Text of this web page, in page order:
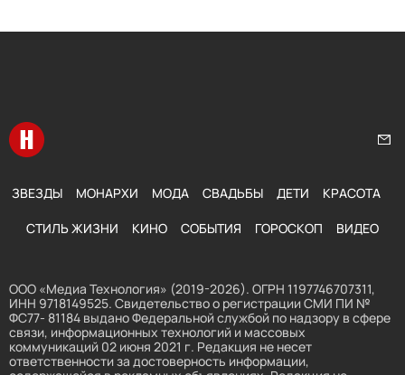
Перейти на главную
ЗВЕЗДЫ МОНАРХИ МОДА СВАДЬБЫ ДЕТИ КРАСОТА
СТИЛЬ ЖИЗНИ КИНО СОБЫТИЯ ГОРОСКОП ВИДЕО
ООО «Медиа Технология» (2019-2026). ОГРН 1197746707311,
ИНН 9718149525. Свидетельство о регистрации СМИ ПИ №
ФС77- 81184 выдано Федеральной службой по надзору в сфере
связи, информационных технологий и массовых
коммуникаций 02 июня 2021 г. Редакция не несет
ответственности за достоверность информации,